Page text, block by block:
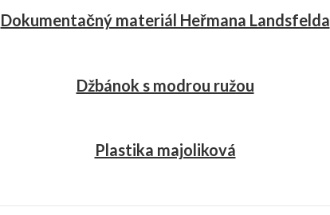
Dokumentačný materiál Heřmana Landsfelda
Džbánok s modrou ružou
Plastika majoliková